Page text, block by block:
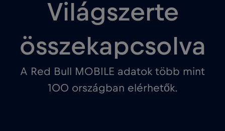
Világszerte
összekapcsolva
A Red Bull MOBILE adatok több mint
100 országban elérhetők.